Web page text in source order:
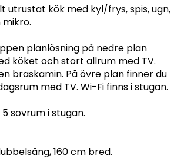
utrustat kök med kyl/frys, spis, ugn,
planlösning på nedre plan
köket och stort allrum med TV.
braskamin. På övre plan finner du
med TV. Wi-Fi finns i stugan.
sovrum i stugan.
160 cm bred.